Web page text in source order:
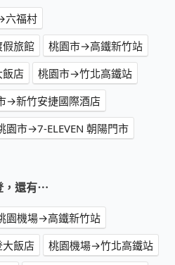
六福村
旅館
桃園市→高鐵新竹站
店
桃園市→竹北高鐵站
→新竹安捷國際酒店
園市→7-ELEVEN 朝陽門市
，還有⋯
園機場→高鐵新竹站
飯店
桃園機場→竹北高鐵站